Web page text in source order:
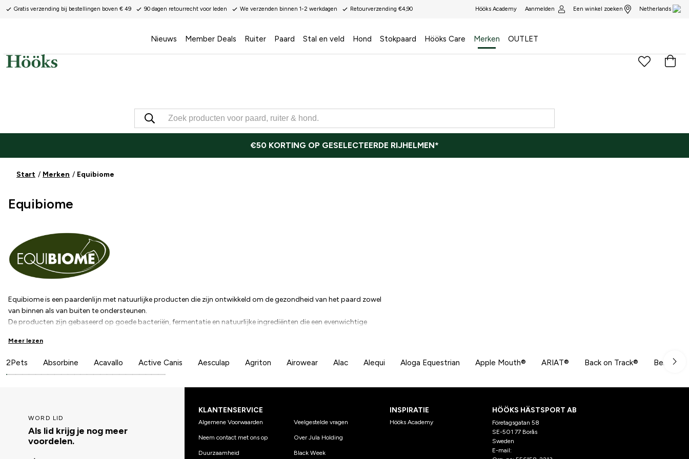
Gratis verzending bij bestellingen boven € 49 90 dagen retourrecht voor leden We verzenden binnen 1-2 werkdagen Retourverzending €4,90 Hööks Academy Aanmelden Een winkel zoeken Netherlands
Nieuws Member Deals Ruiter Paard Stal en veld Hond Stokpaard Hööks Care Merken OUTLET
€50 KORTING OP GESELECTEERDE RIJHELMEN*
Start Merken Equibiome
Equibiome
Equibiome is een paardenlijn met natuurlijke producten die zijn ontwikkeld om de gezondheid van het paard zowel
van binnen als van buiten te ondersteunen.
De producten zijn gebaseerd op goede bacteriën, fermentatie en natuurlijke ingrediënten die een evenwichtige
Met behulp van Equibiome wordt een meer gebalanceerde omgeving gecreëerd in de maag, vacht, hoeven en stal van
Equibiome wordt geproduceerd door Agriton, een bedrijf met meer dan 30 jaar ervaring in het ontwikkelen van
Meer lezen
2Pets Absorbine Acavallo Active Canis Aesculap Agriton Airowear Alac Alequi Aloga Equestrian Apple Mouth® ARIAT® Back on Track® Beris
WORD LID
Als lid krijg je nog meer
voordelen.
KLANTENSERVICE
Algemene Voorwaarden
Neem contact met ons op
Duurzaamheid
Veelgestelde vragen
Over Jula Holding
Black Week
INSPIRATIE
Hööks Academy
HÖÖKS HÄSTSPORT AB
Företagsgatan 58
SE-501 77 Borås
Sweden
E-mail: